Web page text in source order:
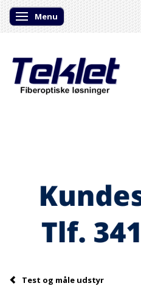
Skifte navigation
Menu
Test og måle udstyr